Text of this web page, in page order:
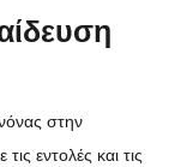
στην
εντολές και τις